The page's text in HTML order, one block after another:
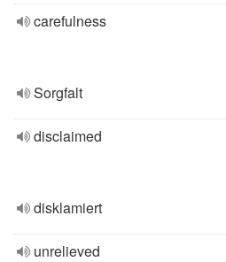
carefulness
Sorgfalt
disclaimed
disklamiert
unrelieved